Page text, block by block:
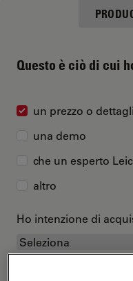
Questo è ciò di cui
un prezzo o
una demo
che un esperto
altro
Ho intenzione di